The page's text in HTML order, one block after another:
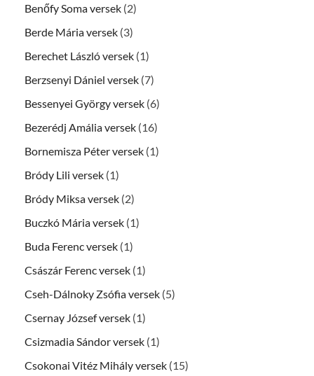
Benőfy Soma versek (2)
Berde Mária versek (3)
Berechet László versek (1)
Berzsenyi Dániel versek (7)
Bessenyei György versek (6)
Bezerédj Amália versek (16)
Bornemisza Péter versek (1)
Bródy Lili versek (1)
Bródy Miksa versek (2)
Buczkó Mária versek (1)
Buda Ferenc versek (1)
Császár Ferenc versek (1)
Cseh-Dálnoky Zsófia versek (5)
Csernay József versek (1)
Csizmadia Sándor versek (1)
Csokonai Vitéz Mihály versek (15)